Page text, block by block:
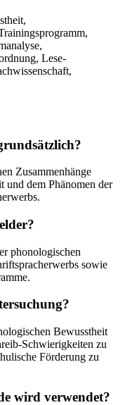
Lese-
Zusammenhänge
und dem Phänomen der
phonologischen
sowie
Bewusstheit
Schwierigkeiten zu
Förderung zu
wird verwendet?